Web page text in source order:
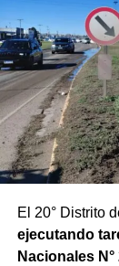
El 20° Distrito
ejecutando
Nacionales